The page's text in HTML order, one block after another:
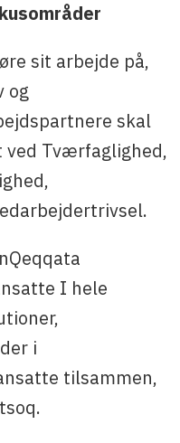
sit arbejde på,
og
skal
Tværfaglighed,
I hele
i
tilsammen,